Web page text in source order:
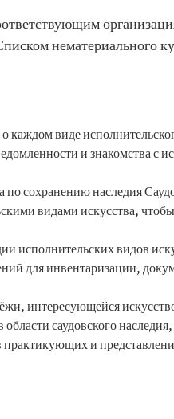
нематериального
виде
и знакомства с
по сохранению наследия
видами искусства,
исполнительских видов
для инвентаризации,
интересующейся
саудовского
и